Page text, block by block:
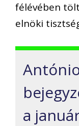
félévében
elnöki
a